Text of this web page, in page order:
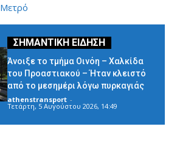
Μετρό
Άνοιξε το τμήμα Οινόη – Χαλκίδα
του Προαστιακού – Ήταν κλειστό
από το μεσημέρι λόγω πυρκαγιάς
athenstransport -
Τετάρτη, 5 Αυγούστου 2026, 14:49